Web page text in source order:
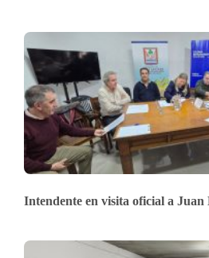
Intendente en visita oficial a Juan